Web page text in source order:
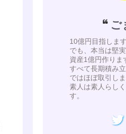
ご
10億円目指します
でも、本当は堅
資産1億円作りま
すべて長期積み
ではほぼ取引しま
素人は素人らし
す。